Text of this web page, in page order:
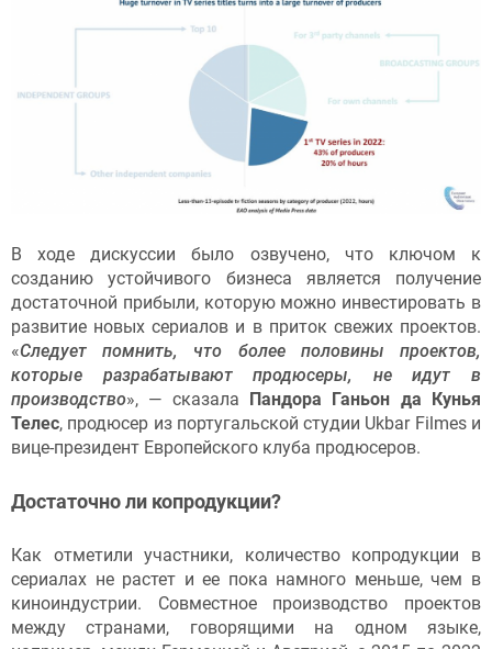
В ходе дискуссии было озвучено, что ключом к
созданию устойчивого бизнеса является получение
достаточной прибыли, которую можно инвестировать в
развитие новых сериалов и в приток свежих проектов.
«Следует помнить, что более половины проектов,
которые разрабатывают продюсеры, не идут в
производство», — сказала Пандора Ганьон да Кунья
Телес, продюсер из португальской студии Ukbar Filmes и
вице-президент Европейского клуба продюсеров.
Достаточно ли копродукции?
Как отметили участники, количество копродукции в
сериалах не растет и ее пока намного меньше, чем в
киноиндустрии. Совместное производство проектов
между странами, говорящими на одном языке,